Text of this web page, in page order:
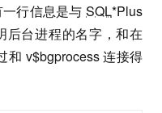
行信息是与 SQL*Plus
后台进程的名字，和在
和 v$bgprocess 连接得